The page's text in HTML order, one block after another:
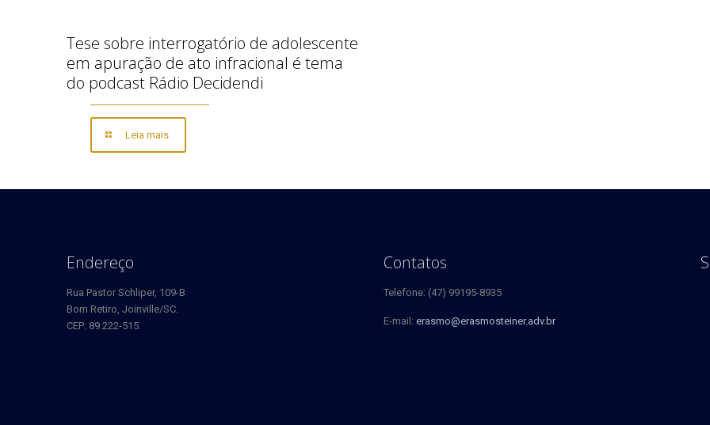
Tese sobre interrogatório de adolescente
em apuração de ato infracional é tema
do podcast Rádio Decidendi
Leia mais
Endereço
Rua Pastor Schliper, 109-B
Bom Retiro, Joinville/SC.
CEP: 89.222-515.
Contatos
Telefone: (47) 99195-8935
E-mail: erasmo@erasmosteiner.adv.br